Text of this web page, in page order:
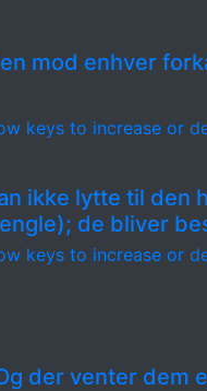
keys to increase or
mod enhver
keys to increase or
ikke lytte til den
de bliver
der venter dem